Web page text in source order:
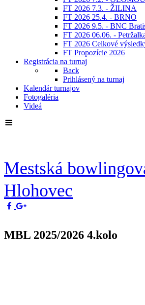
FT 2026 7.3. - ŽILINA
FT 2026 25.4. - BRNO
FT 2026 9.5. - BNC
FT 2026 06.06. -
FT 2026 Celkové
FT Propozície 2026
Registrácia na turnaj
Back
Prihlásený na turnaj
Kalendár turnajov
Fotogaléria
Videá
Mestská
Hlohovec
MBL 2025/2026 4.kolo